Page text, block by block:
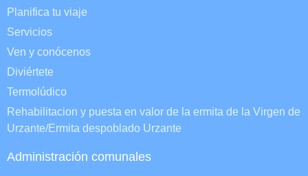
Planifica tu viaje
Servicios
Ven y conócenos
Diviértete
Termolúdico
Rehabilitacion y puesta en valor de la ermita de la Virgen de
Urzante/Ermita despoblado Urzante
Administración comunales